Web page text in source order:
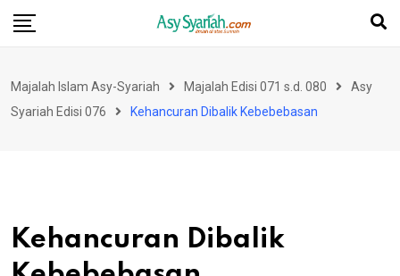
Skip
Majalah Islam Asy-Syariah Majalah Edisi 071 s.d. 080
Asy
Syariah Edisi 076
Kehancuran Dibalik Kebebebasan
Kehancuran Dibalik